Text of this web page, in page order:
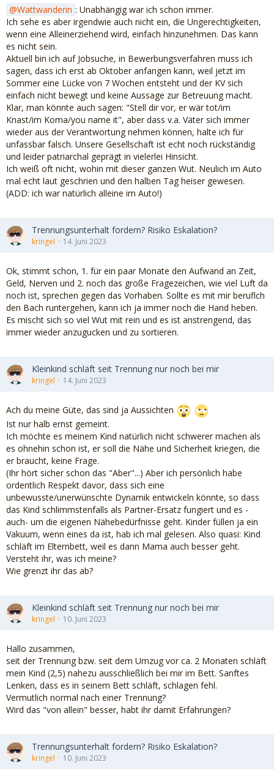
Wattwanderin : Unabhängig war ich schon immer.
Ich sehe es aber irgendwie auch nicht ein, die Ungerechtigkeiten,
wenn eine Alleinerziehend wird, einfach hinzunehmen. Das kann
es nicht sein.
Aktuell bin ich auf Jobsuche, in Bewerbungsverfahren muss ich
sagen, dass ich erst ab Oktober anfangen kann, weil jetzt im
Sommer eine Lücke von 7 Wochen entsteht und der KV sich
einfach nicht bewegt und keine Aussage zur Betreuung macht.
Klar, man könnte auch sagen: "Stell dir vor, er wär tot/im
Knast/im Koma/you name it", aber dass v.a. Väter sich immer
wieder aus der Verantwortung nehmen können, halte ich für
unfassbar falsch. Unsere Gesellschaft ist echt noch rückständig
und leider patriarchal geprägt in vielerlei Hinsicht.
Ich weiß oft nicht, wohin mit dieser ganzen Wut. Neulich im Auto
mal echt laut geschrien und den halben Tag heiser gewesen.
(ADD: ich war natürlich alleine im Auto!)
Trennungsunterhalt fordern? Risiko Eskalation?
kringel 14. Juni 2023
Ok, stimmt schon, 1. für ein paar Monate den Aufwand an Zeit,
Geld, Nerven und 2. noch das große Fragezeichen, wie viel Luft da
noch ist, sprechen gegen das Vorhaben. Sollte es mit mir beruflch
den Bach runtergehen, kann ich ja immer noch die Hand heben.
Es mischt sich so viel Wut mit rein und es ist anstrengend, das
immer wieder anzugucken und zu sortieren.
Kleinkind schläft seit Trennung nur noch bei mir
kringel 14. Juni 2023
Ach du meine Güte, das sind ja Aussichten
Ist nur halb ernst gemeint.
Ich möchte es meinem Kind natürlich nicht schwerer machen als
es ohnehin schon ist, er soll die Nähe und Sicherheit kriegen, die
er braucht, keine Frage.
(Ihr hört sicher schon das "Aber"...) Aber ich persönlich habe
ordentlich Respekt davor, dass sich eine
unbewusste/unerwünschte Dynamik entwickeln könnte, so dass
das Kind schlimmstenfalls als Partner-Ersatz fungiert und es -
auch- um die eigenen Nähebedürfnisse geht. Kinder füllen ja ein
Vakuum, wenn eines da ist, hab ich mal gelesen. Also quasi: Kind
schläft im Elternbett, weil es dann Mama auch besser geht.
Versteht ihr, was ich meine?
Wie grenzt ihr das ab?
Kleinkind schläft seit Trennung nur noch bei mir
kringel 10. Juni 2023
Hallo zusammen,
seit der Trennung bzw. seit dem Umzug vor ca. 2 Monaten schläft
mein Kind (2,5) nahezu ausschließlich bei mir im Bett. Sanftes
Lenken, dass es in seinem Bett schläft, schlagen fehl.
Vermutlich normal nach einer Trennung?
Wird das "von allein" besser, habt ihr damit Erfahrungen?
Trennungsunterhalt fordern? Risiko Eskalation?
kringel 10. Juni 2023